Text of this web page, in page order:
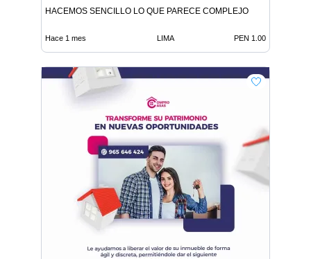
HACEMOS SENCILLO LO QUE PARECE COMPLEJO
Hace 1 mes LIMA PEN 1.00